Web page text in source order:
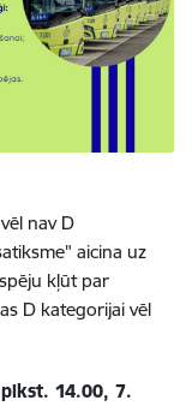
nav D
aicina uz
kļūt par
D kategorijai vēl
14.00, 7.